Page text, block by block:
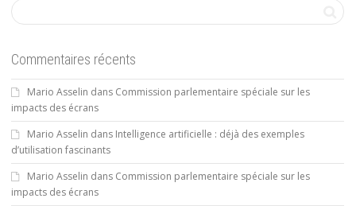
Commentaires récents
Mario Asselin dans Commission parlementaire spéciale sur les
impacts des écrans
Mario Asselin dans Intelligence artificielle : déjà des exemples
d’utilisation fascinants
Mario Asselin dans Commission parlementaire spéciale sur les
impacts des écrans